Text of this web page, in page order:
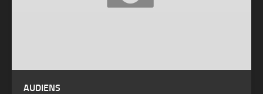
AUDIENS